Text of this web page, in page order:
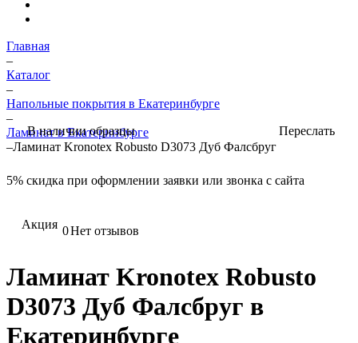
Главная
–
Каталог
–
Напольные покрытия в Екатеринбурге
–
Ламинат в Екатеринбурге
–Ламинат Kronotex Robusto D3073 Дуб Фалсбруг
5% скидка при оформлении заявки или звонка с сайта
Акция 0Нет отзывов
Ламинат Kronotex Robusto
D3073 Дуб Фалсбруг в
Екатеринбурге
В наличии образцы Переслать